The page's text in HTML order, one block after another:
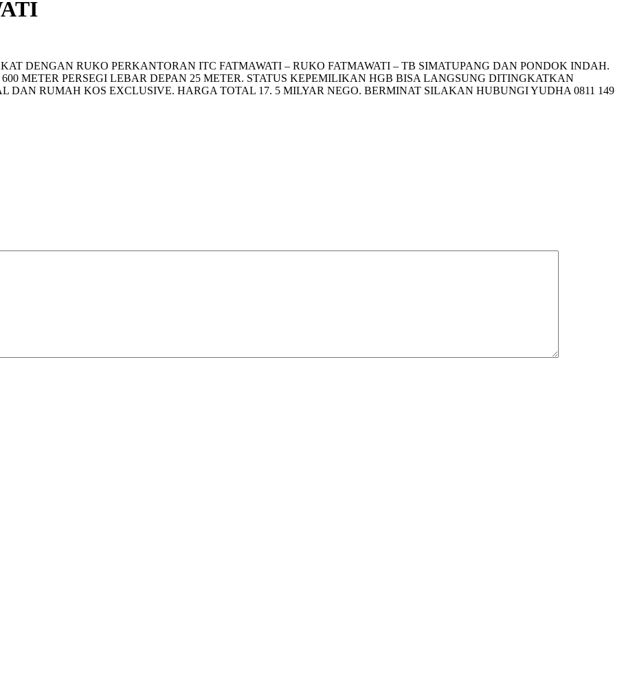
DENGAN RUKO PERKANTORAN ITC FATMAWATI – RUKO FATMAWATI – TB SIMATUPANG DAN PONDOK INDAH.
METER PERSEGI LEBAR DEPAN 25 METER. STATUS KEPEMILIKAN HGB BISA LANGSUNG DITINGKATKAN
RUMAH KOS EXCLUSIVE. HARGA TOTAL 17. 5 MILYAR NEGO. BERMINAT SILAKAN HUBUNGI YUDHA 0811 149